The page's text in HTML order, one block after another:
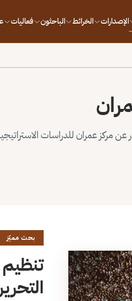
الإصدارات الخرائط الباحثون فعاليات
مركز عمران للدراسات
بحث مميّز
تنظيم